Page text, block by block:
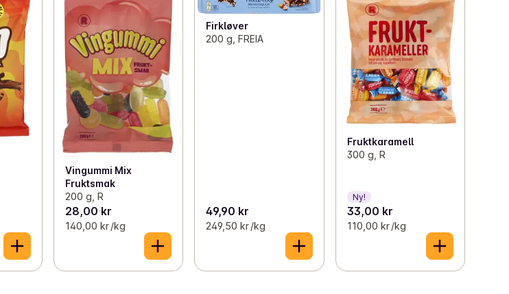
Vingummi Mix
Fruktsmak
200 g, R
28,00 kr
140,00 kr /kg
Firkløver
200 g, FREIA
49,90 kr
249,50 kr /kg
Fruktkaramell
300 g, R
Ny!
33,00 kr
110,00 kr /kg